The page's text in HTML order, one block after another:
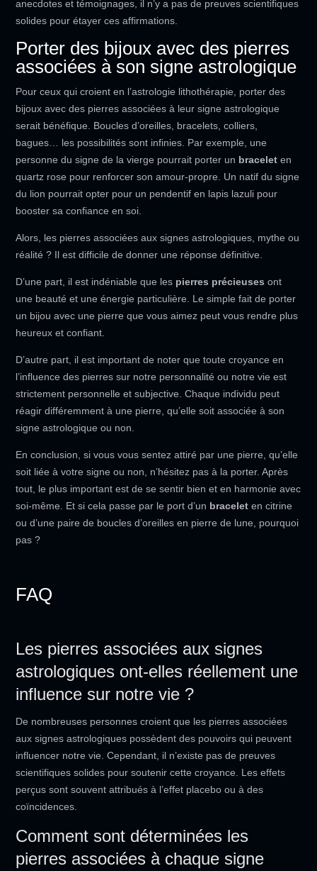
anecdotes et témoignages, il n’y a pas de preuves scientifiques
solides pour étayer ces affirmations.
Porter des bijoux avec des pierres
associées à son signe astrologique
Pour ceux qui croient en l’astrologie lithothérapie, porter des
bijoux avec des pierres associées à leur signe astrologique
serait bénéfique. Boucles d’oreilles, bracelets, colliers,
bagues… les possibilités sont infinies. Par exemple, une
personne du signe de la vierge pourrait porter un bracelet en
quartz rose pour renforcer son amour-propre. Un natif du signe
du lion pourrait opter pour un pendentif en lapis lazuli pour
booster sa confiance en soi.
Alors, les pierres associées aux signes astrologiques, mythe ou
réalité ? Il est difficile de donner une réponse définitive.
D’une part, il est indéniable que les pierres précieuses ont
une beauté et une énergie particulière. Le simple fait de porter
un bijou avec une pierre que vous aimez peut vous rendre plus
heureux et confiant.
D’autre part, il est important de noter que toute croyance en
l’influence des pierres sur notre personnalité ou notre vie est
strictement personnelle et subjective. Chaque individu peut
réagir différemment à une pierre, qu’elle soit associée à son
signe astrologique ou non.
En conclusion, si vous vous sentez attiré par une pierre, qu’elle
soit liée à votre signe ou non, n’hésitez pas à la porter. Après
tout, le plus important est de se sentir bien et en harmonie avec
soi-même. Et si cela passe par le port d’un bracelet en citrine
ou d’une paire de boucles d’oreilles en pierre de lune, pourquoi
pas ?
FAQ
Les pierres associées aux signes
astrologiques ont-elles réellement une
influence sur notre vie ?
De nombreuses personnes croient que les pierres associées
aux signes astrologiques possèdent des pouvoirs qui peuvent
influencer notre vie. Cependant, il n’existe pas de preuves
scientifiques solides pour soutenir cette croyance. Les effets
perçus sont souvent attribués à l’effet placebo ou à des
coïncidences.
Comment sont déterminées les
pierres associées à chaque signe